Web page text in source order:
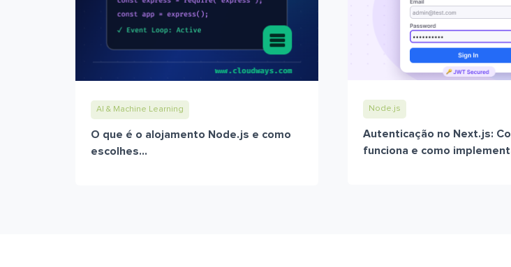
AI & Machine Learning
O que é o alojamento Node.js e como
escolhes...
Node.js
Autenticação no Next.js:
funciona e como